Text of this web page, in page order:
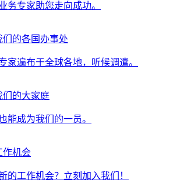
务专家助您走向成功。
们的各国办事处
家遍布于全球各地，听候调遣。
们的大家庭
能成为我们的一员。
作机会
的工作机会？立刻加入我们！